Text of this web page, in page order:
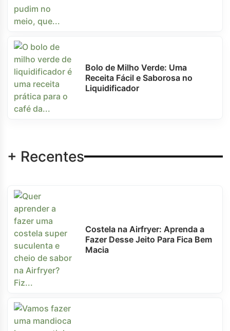
Bolo de Milho Verde: Uma
Receita Fácil e Saborosa no
Liquidificador
+ Recentes
Costela na Airfryer: Aprenda a
Fazer Desse Jeito Para Fica Bem
Macia